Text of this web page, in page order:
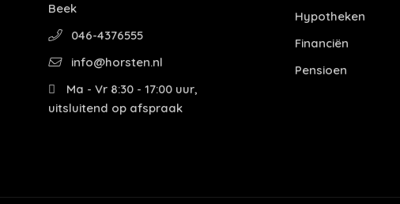
Beek
046-4376555
info@horsten.nl
Ma - Vr 8:30 - 17:00 uur,
uitsluitend op afspraak
Hypotheken
Financiën
Pensioen